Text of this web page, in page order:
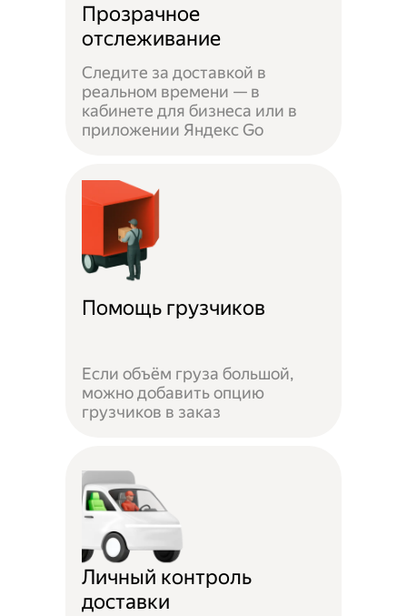
Прозрачное
отслеживание
Следите за доставкой в
реальном времени — в
кабинете для бизнеса или в
приложении Яндекс Go
Помощь грузчиков
Если объём груза большой,
можно добавить опцию
грузчиков в заказ
Личный контроль
доставки